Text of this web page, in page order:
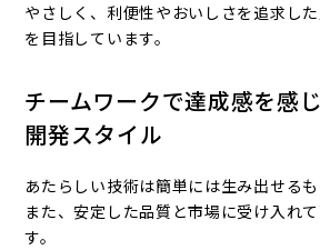
やさしく、利便性やおいしさを追求し
を目指しています。
チームワークで達成感を感
開発スタイル
あたらしい技術は簡単には生み出せるも
また、安定した品質と市場に受け入れ
す。